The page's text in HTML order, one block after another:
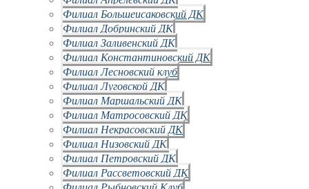
Филиал Большеисаковский ДК
Филиал Добринский ДК
Филиал Заливенский ДК
Филиал Константиновский ДК
Филиал Лесновский клуб
Филиал Луговской ДК
Филиал Маршальский ДК
Филиал Матросовский ДК
Филиал Некрасовский ДК
Филиал Низовский ДК
Филиал Петровский ДК
Филиал Рассветовский ДК